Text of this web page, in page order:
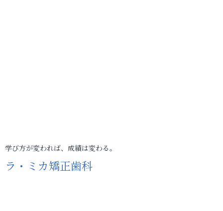
学び方が変われば、成績は変わる。
ラ・ミカ矯正歯科